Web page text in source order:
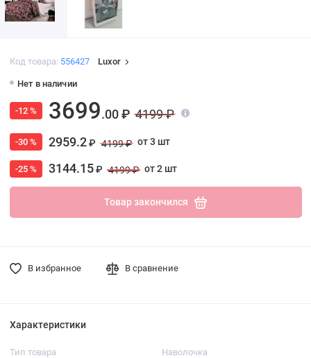
Код товара: 556427 Luxor
Нет в наличии
-12 % 3699.00 ₽ 4199 ₽
-30 % 2959.2₽ 4199 ₽ от 3 шт
-25 % 3144.15₽ 4199 ₽ от 2 шт
Товар закончился
В избранное В сравнение
Характеристики
Тип товара Наволочка